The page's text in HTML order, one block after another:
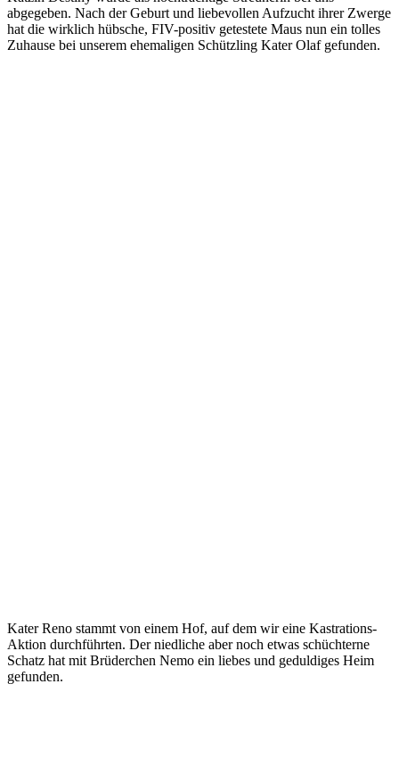
abgegeben. Nach der Geburt und liebevollen Aufzucht ihrer Zwerge
hat die wirklich hübsche, FIV-positiv getestete Maus nun ein tolles
Zuhause bei unserem ehemaligen Schützling Kater Olaf gefunden.
Kater Reno stammt von einem Hof, auf dem wir eine Kastrations-
Aktion durchführten. Der niedliche aber noch etwas schüchterne
Schatz hat mit Brüderchen Nemo ein liebes und geduldiges Heim
gefunden.